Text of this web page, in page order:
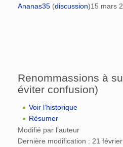
Ananas35 (discussion)15 mars
Renommassions à
éviter confusion)
Voir l’historique
Résumer
Modifié par l’auteur
Dernière modification : 21